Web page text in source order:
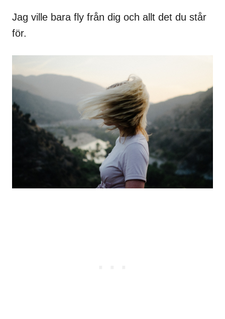
Jag ville bara fly från dig och allt det du står
för.